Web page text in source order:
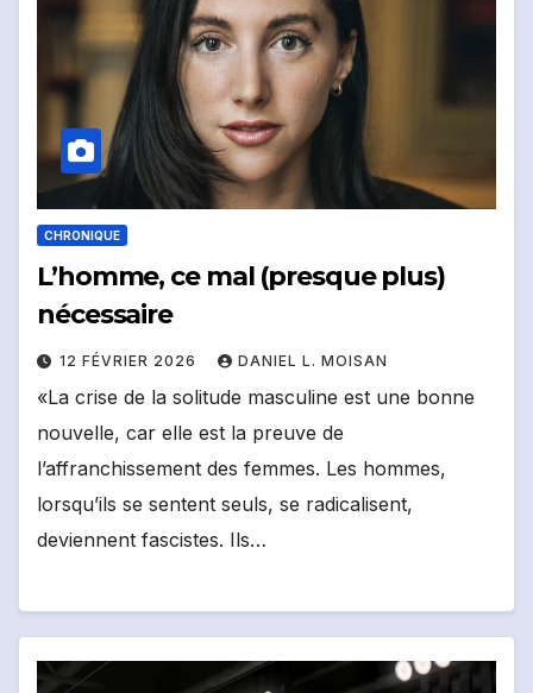
CHRONIQUE
L’homme, ce mal (presque plus)
nécessaire
12 FÉVRIER 2026 DANIEL L. MOISAN
«La crise de la solitude masculine est une bonne
nouvelle, car elle est la preuve de
l’affranchissement des femmes. Les hommes,
lorsqu’ils se sentent seuls, se radicalisent,
deviennent fascistes. Ils…